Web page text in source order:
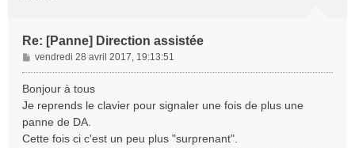
Re: [Panne] Direction assistée
M
e
s
g
e
vendredi 28 avril 2017, 19:13:51
Bonjour à tous
Je reprends le clavier pour signaler une fois de plus une
panne de DA.
Cette fois ci c'est un peu plus "surprenant".